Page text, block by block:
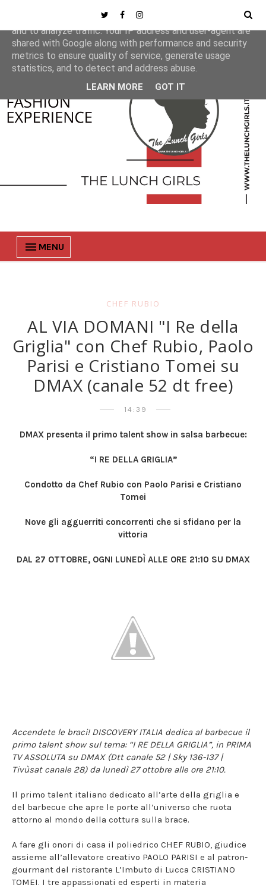
MENU
CHEF RUBIO
AL VIA DOMANI "I Re della
Griglia" con Chef Rubio, Paolo
Parisi e Cristiano Tomei su
DMAX (canale 52 dt free)
14:39
DMAX presenta il primo talent show in salsa barbecue:
“I RE DELLA GRIGLIA”
Condotto da Chef Rubio con Paolo Parisi e Cristiano
Tomei
Nove gli agguerriti concorrenti che si sfidano per la
vittoria
DAL 27 OTTOBRE, OGNI LUNEDÌ ALLE ORE 21:10 SU DMAX
Accendete le braci! DISCOVERY ITALIA dedica al barbecue il
primo talent show sul tema: “I RE DELLA GRIGLIA”, in PRIMA
TV ASSOLUTA su DMAX (Dtt canale 52 | Sky 136-137 |
Tivùsat canale 28) da lunedì 27 ottobre alle ore 21:10.
Il primo talent italiano dedicato all’arte della griglia e
del barbecue che apre le porte all’universo che ruota
attorno al mondo della cottura sulla brace.
A fare gli onori di casa il poliedrico CHEF RUBIO, giudice
assieme all’allevatore creativo PAOLO PARISI e al patron-
gourmant del ristorante L’Imbuto di Lucca CRISTIANO
TOMEI. I tre appassionati ed esperti in materia
This site uses cookies from Google to deliver its services
and to analyze traffic. Your IP address and user-agent are
shared with Google along with performance and security
metrics to ensure quality of service, generate usage
statistics, and to detect and address abuse.
LEARN MORE GOT IT